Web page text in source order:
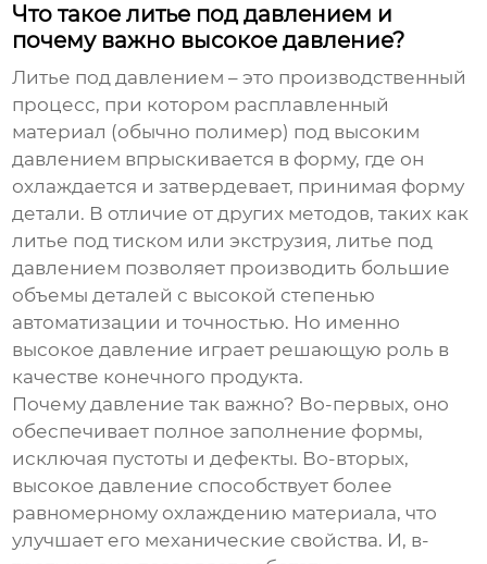
Что такое литье под давлением и
почему важно высокое давление?
Литье под давлением – это производственный
процесс, при котором расплавленный
материал (обычно полимер) под высоким
давлением впрыскивается в форму, где он
охлаждается и затвердевает, принимая форму
детали. В отличие от других методов, таких как
литье под тиском или экструзия, литье под
давлением позволяет производить большие
объемы деталей с высокой степенью
автоматизации и точностью. Но именно
высокое давление играет решающую роль в
качестве конечного продукта.
Почему давление так важно? Во-первых, оно
обеспечивает полное заполнение формы,
исключая пустоты и дефекты. Во-вторых,
высокое давление способствует более
равномерному охлаждению материала, что
улучшает его механические свойства. И, в-